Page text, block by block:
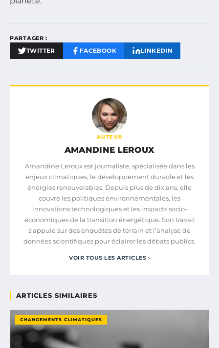
PARTAGER :
TWITTER FACEBOOK LINKEDIN
AUTEUR
AMANDINE LEROUX
Amandine Leroux est journaliste, spécialisée dans les
enjeux climatiques, le développement durable et les
énergies renouvelables. Depuis plus de dix ans, elle
couvre les politiques environnementales, les
innovations technologiques et les impacts socio-
économiques de la transition énergétique. Son travail
s’appuie sur des enquêtes de terrain et l’analyse de
données scientifiques pour éclairer les débats publics.
VOIR TOUS LES ARTICLES ›
ARTICLES SIMILAIRES
CHANGEMENTS CLIMATIQUES